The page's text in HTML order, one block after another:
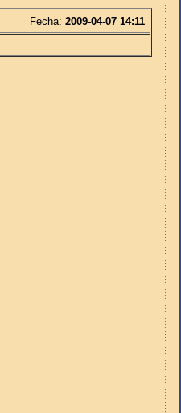
Fecha: 2009-04-07 14:11